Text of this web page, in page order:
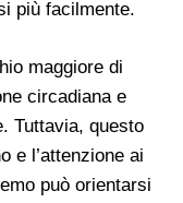
più facilmente.
maggiore di
circadiana e
Tuttavia, questo
e l’attenzione ai
può orientarsi